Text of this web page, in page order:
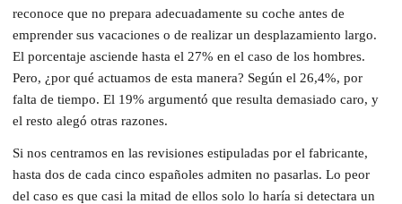
reconoce que no prepara adecuadamente su coche antes de
emprender sus vacaciones o de realizar un desplazamiento largo.
El porcentaje asciende hasta el 27% en el caso de los hombres.
Pero, ¿por qué actuamos de esta manera? Según el 26,4%, por
falta de tiempo. El 19% argumentó que resulta demasiado caro, y
el resto alegó otras razones.
Si nos centramos en las revisiones estipuladas por el fabricante,
hasta dos de cada cinco españoles admiten no pasarlas. Lo peor
del caso es que casi la mitad de ellos solo lo haría si detectara un